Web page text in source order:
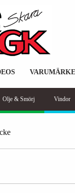
Olje & Smörj Vindor